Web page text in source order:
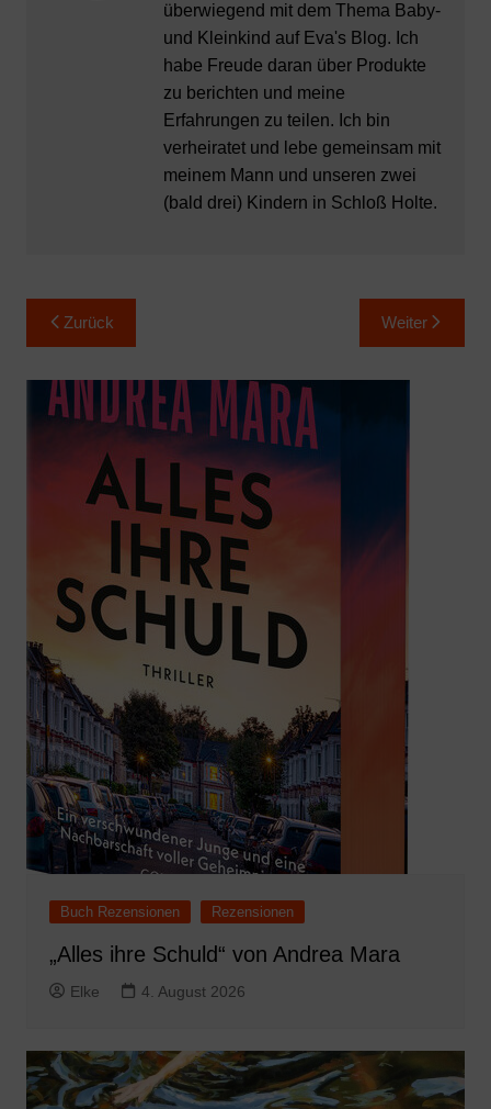
überwiegend mit dem Thema Baby-
und Kleinkind auf Eva's Blog. Ich
habe Freude daran über Produkte
zu berichten und meine
Erfahrungen zu teilen. Ich bin
verheiratet und lebe gemeinsam mit
meinem Mann und unseren zwei
(bald drei) Kindern in Schloß Holte.
Beitragsnavigation
Zurück Weiter
Buch Rezensionen Rezensionen
„Alles ihre Schuld“ von Andrea Mara
Elke 4. August 2026